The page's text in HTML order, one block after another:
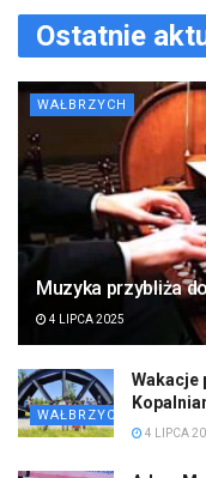
Ostatnie
WAŁBRZYCH
Muzyka przybliża
4 LIPCA 2025
WAŁBRZYCH
Wakacje
4 LIPCA